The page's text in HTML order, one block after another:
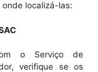
localizá-las:
o Serviço de
verifique se os